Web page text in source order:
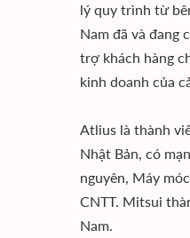
lý quy trình từ
Nam đã và đang
trợ khách hàng
kinh doanh của
Atlius là thành
Nhật Bản, có
nguyên, Máy
CNTT. Mitsui
Nam.